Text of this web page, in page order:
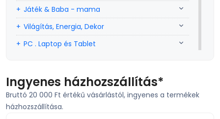
Játék & Baba - mama
Világítás, Energia, Dekor
PC . Laptop és Tablet
Szerszám, Barkácsolás
Telefon, Okos eszköz, GPS
Ingyenes házhozszállítás*
Bruttó 20 000 Ft értékű vásárlástól, ingyenes a termékek
házhozszállítása.